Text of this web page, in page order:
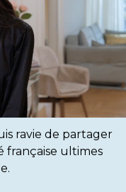
ravie de partager
française ultimes